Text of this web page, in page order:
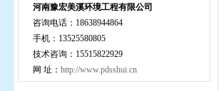
河南豫宏美溪环境工程有限公司
咨询电话：18638944864
手机：13525580805
技术咨询：15515822929
网 址： http://www.pdsshui.cn